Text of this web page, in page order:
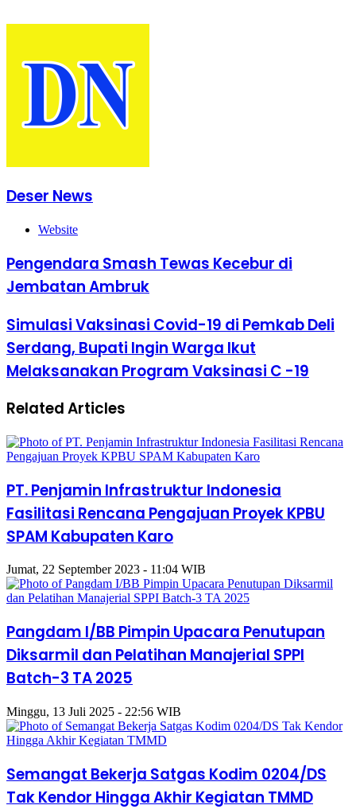
Deser News
Website
Pengendara Smash Tewas Kecebur di
Jembatan Ambruk
Simulasi Vaksinasi Covid-19 di Pemkab Deli
Serdang, Bupati Ingin Warga Ikut
Melaksanakan Program Vaksinasi C -19
Related Articles
PT. Penjamin Infrastruktur Indonesia
Fasilitasi Rencana Pengajuan Proyek KPBU
SPAM Kabupaten Karo
Jumat, 22 September 2023 - 11:04 WIB
Pangdam I/BB Pimpin Upacara Penutupan
Diksarmil dan Pelatihan Manajerial SPPI
Batch-3 TA 2025
Minggu, 13 Juli 2025 - 22:56 WIB
Semangat Bekerja Satgas Kodim 0204/DS
Tak Kendor Hingga Akhir Kegiatan TMMD